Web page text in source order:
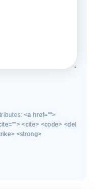
<a href="">
<cite> <code> <del
<strong>